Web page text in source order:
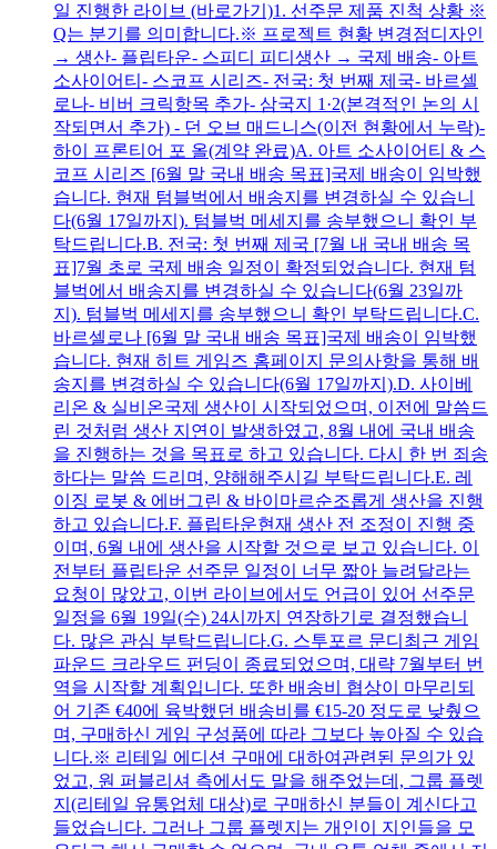
일 진행한 라이브 (바로가기)1. 선주문 제품 진척 상황 ※
Q는 분기를 의미합니다.※ 프로젝트 현황 변경점디자인
→ 생산- 플립타운- 스피디 피디생산 → 국제 배송- 아트
소사이어티- 스코프 시리즈- 전국: 첫 번째 제국- 바르셀
로나- 비버 크릭항목 추가- 삼국지 1·2(본격적인 논의 시
작되면서 추가) - 던 오브 매드니스(이전 현황에서 누락)-
하이 프론티어 포 올(계약 완료)A. 아트 소사이어티 & 스
코프 시리즈 [6월 말 국내 배송 목표]국제 배송이 임박했
습니다. 현재 텀블벅에서 배송지를 변경하실 수 있습니
다(6월 17일까지). 텀블벅 메세지를 송부했으니 확인 부
탁드립니다.B. 전국: 첫 번째 제국 [7월 내 국내 배송 목
표]7월 초로 국제 배송 일정이 확정되었습니다. 현재 텀
블벅에서 배송지를 변경하실 수 있습니다(6월 23일까
지). 텀블벅 메세지를 송부했으니 확인 부탁드립니다.C.
바르셀로나 [6월 말 국내 배송 목표]국제 배송이 임박했
습니다. 현재 히트 게임즈 홈페이지 문의사항을 통해 배
송지를 변경하실 수 있습니다(6월 17일까지).D. 사이베
리온 & 실비온국제 생산이 시작되었으며, 이전에 말씀드
린 것처럼 생산 지연이 발생하였고, 8월 내에 국내 배송
을 진행하는 것을 목표로 하고 있습니다. 다시 한 번 죄송
하다는 말씀 드리며, 양해해주시길 부탁드립니다.E. 레
이징 로봇 & 에버그린 & 바이마르순조롭게 생산을 진행
하고 있습니다.F. 플립타운현재 생산 전 조정이 진행 중
이며, 6월 내에 생산을 시작할 것으로 보고 있습니다. 이
전부터 플립타운 선주문 일정이 너무 짧아 늘려달라는
요청이 많았고, 이번 라이브에서도 언급이 있어 선주문
일정을 6월 19일(수) 24시까지 연장하기로 결정했습니
다. 많은 관심 부탁드립니다.G. 스투포르 문디최근 게임
파운드 크라우드 펀딩이 종료되었으며, 대략 7월부터 번
역을 시작할 계획입니다. 또한 배송비 협상이 마무리되
어 기존 €40에 육박했던 배송비를 €15-20 정도로 낮췄으
며, 구매하신 게임 구성품에 따라 그보다 높아질 수 있습
니다.※ 리테일 에디션 구매에 대하여관련된 문의가 있
었고, 원 퍼블리셔 측에서도 말을 해주었는데, 그룹 플렛
지(리테일 유통업체 대상)로 구매하신 분들이 계신다고
들었습니다. 그러나 그룹 플렛지는 개인이 지인들을 모